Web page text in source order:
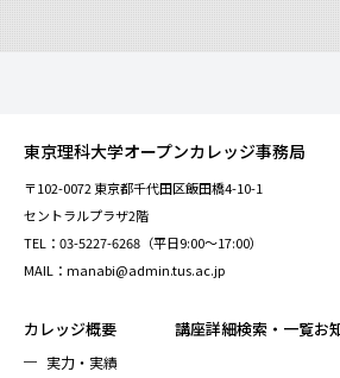
東京理科大学オープンカレッジ事務局
〒102-0072 東京都千代田区飯田橋4-10-1
セントラルプラザ2階
TEL：03-5227-6268（平日9:00～17:00）
MAIL：manabi@admin.tus.ac.jp
カレッジ概要
実力・実績
講座詳細検索・一覧お